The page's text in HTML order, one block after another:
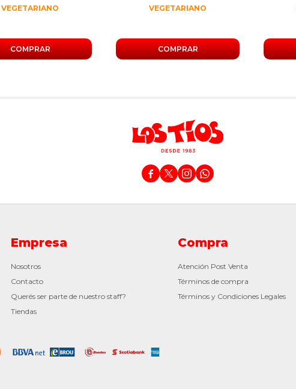
VEGETARIANO VEGETARIANO
   
Empresa
Nosotros
Contacto
Querés ser parte de nuestro staff?
Tiendas
Compra
Atención Post Venta
Términos de compra
Términos y Condiciones Legales